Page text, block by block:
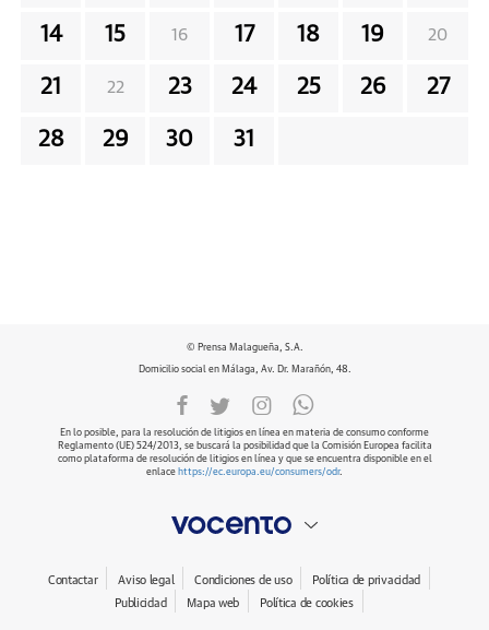
14 15 16 17 18 19 20
21 22 23 24 25 26 27
28 29 30 31
© Prensa Malagueña, S.A.
Domicilio social en Málaga, Av. Dr. Marañón, 48.
En lo posible, para la resolución de litigios en línea en materia de consumo conforme
Reglamento (UE) 524/2013, se buscará la posibilidad que la Comisión Europea facilita
como plataforma de resolución de litigios en línea y que se encuentra disponible en el
enlace https://ec.europa.eu/consumers/odr.
Contactar Aviso legal Condiciones de uso
Política de privacidad
Publicidad
Mapa web Política de cookies